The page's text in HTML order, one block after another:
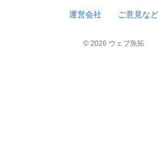
運営会社 ご意見など
© 2026 ウェブ魚拓